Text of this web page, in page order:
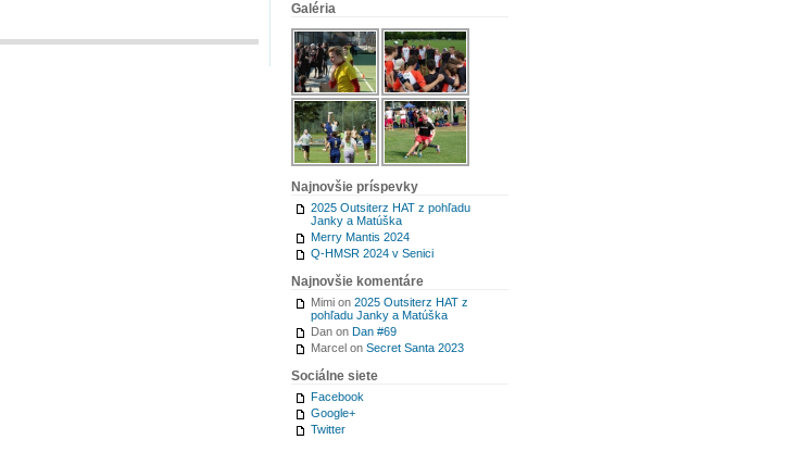
Galéria
Najnovšie príspevky
2025 Outsiterz HAT z pohľadu
Janky a Matúška
Merry Mantis 2024
Q-HMSR 2024 v Senici
Najnovšie komentáre
Mimi on 2025 Outsiterz HAT z
pohľadu Janky a Matúška
Dan on Dan #69
Marcel on Secret Santa 2023
Sociálne siete
Facebook
Google+
Twitter